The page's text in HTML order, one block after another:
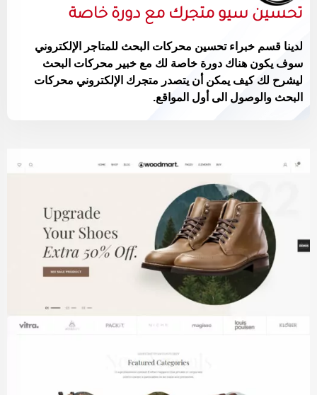
تحسين سيو متجرك مع دورة خاصة
لدينا قسم خبراء تحسين محركات البحث للمتاجر الإلكتروني
سوف يكون هناك دورة خاصة لك مع خبير محركات البحث
ليشرح لك كيف يمكن أن يتصدر متجرك الإلكتروني محركات
البحث والوصول الى أول المواقع.